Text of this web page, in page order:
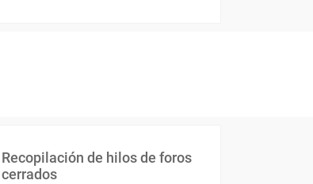
Recopilación de hilos de foros
cerrados